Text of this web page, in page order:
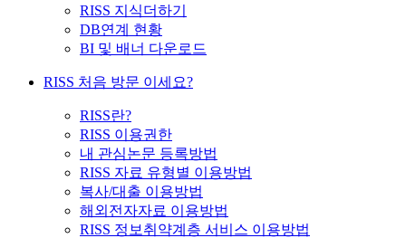
RISS 지식더하기
DB연계 현황
BI 및 배너 다운로드
RISS 처음 방문 이세요?
RISS란?
RISS 이용권한
내 관심논문 등록방법
RISS 자료 유형별 이용방법
복사/대출 이용방법
해외전자자료 이용방법
RISS 정보취약계층 서비스 이용방법